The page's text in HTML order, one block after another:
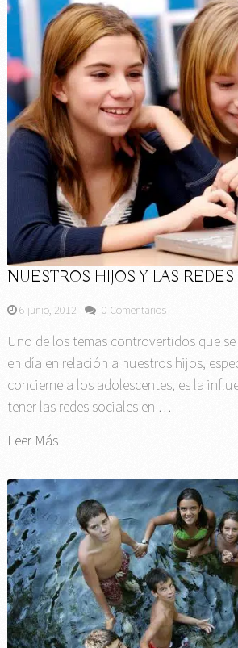
NUESTROS HIJOS Y LAS
6 junio, 2012 0 Comentarios
Uno de los temas controvertidos que
en día en relación a nuestros hijos,
concierne a los adolescentes, es la
tener las redes sociales en …
Leer Más